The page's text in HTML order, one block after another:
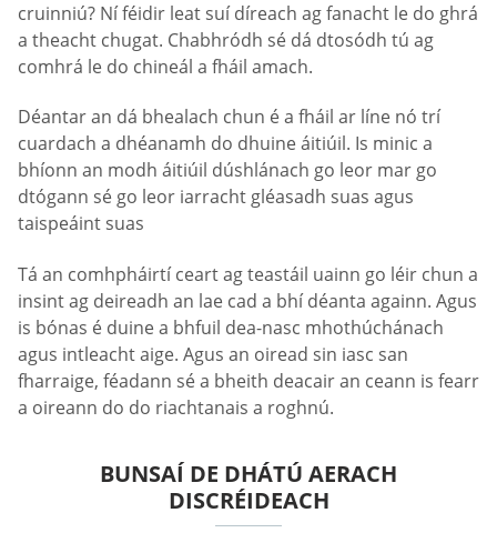
cruinniú? Ní féidir leat suí díreach ag fanacht le do ghrá
a theacht chugat. Chabhródh sé dá dtosódh tú ag
comhrá le do chineál a fháil amach.
Déantar an dá bhealach chun é a fháil ar líne nó trí
cuardach a dhéanamh do dhuine áitiúil. Is minic a
bhíonn an modh áitiúil dúshlánach go leor mar go
dtógann sé go leor iarracht gléasadh suas agus
taispeáint suas
Tá an comhpháirtí ceart ag teastáil uainn go léir chun a
insint ag deireadh an lae cad a bhí déanta againn. Agus
is bónas é duine a bhfuil dea-nasc mhothúchánach
agus intleacht aige. Agus an oiread sin iasc san
fharraige, féadann sé a bheith deacair an ceann is fearr
a oireann do do riachtanais a roghnú.
BUNSAÍ DE DHÁTÚ AERACH
DISCRÉIDEACH